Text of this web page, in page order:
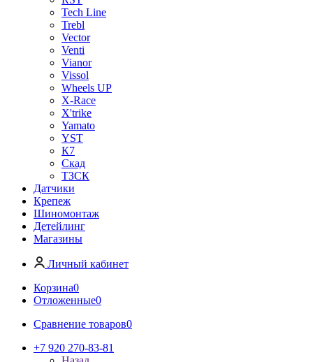
Tech Line
Trebl
Vector
Venti
Vianor
Vissol
Wheels UP
X-Race
X'trike
Yamato
YST
К7
Скад
ТЗСК
Датчики
Крепеж
Шиномонтаж
Детейлинг
Магазины
Личный кабинет
Корзина0
Отложенные0
Сравнение товаров0
+7 920 270-83-81